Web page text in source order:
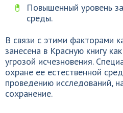
Повышенный уровень
среды.
В связи с этими факторами
занесена в Красную книгу
угрозой исчезновения.
охране ее естественной
проведению исследований,
сохранение.